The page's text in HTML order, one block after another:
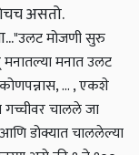
असतो.
"उलट मोजणी सुरु
मनात उलट
… , एकशे
चालले जा
डोक्यात चाललेल्या